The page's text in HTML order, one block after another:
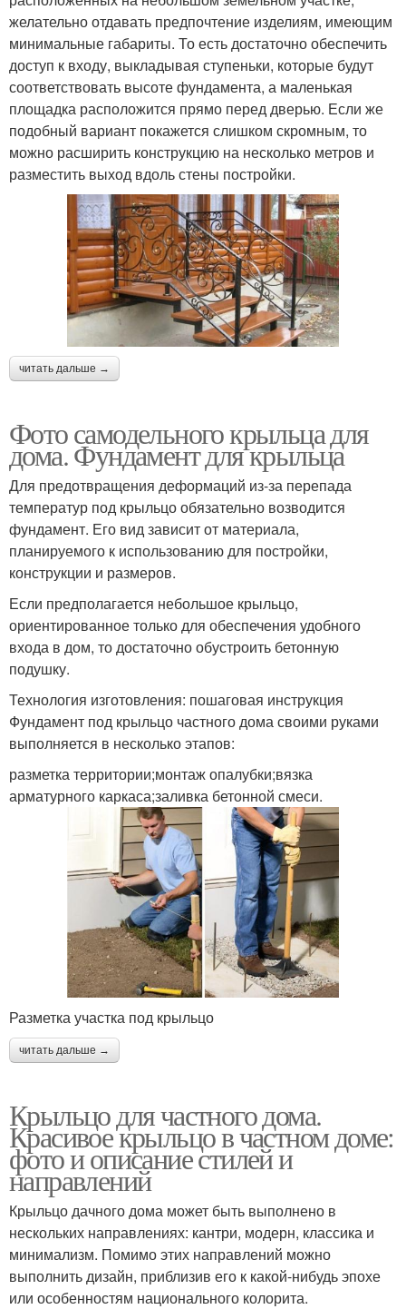
желательно отдавать предпочтение изделиям, имеющим
минимальные габариты. То есть достаточно обеспечить
доступ к входу, выкладывая ступеньки, которые будут
соответствовать высоте фундамента, а маленькая
площадка расположится прямо перед дверью. Если же
подобный вариант покажется слишком скромным, то
можно расширить конструкцию на несколько метров и
разместить выход вдоль стены постройки.
читать дальше →
Фото самодельного крыльца для
дома. Фундамент для крыльца
Для предотвращения деформаций из-за перепада
температур под крыльцо обязательно возводится
фундамент. Его вид зависит от материала,
планируемого к использованию для постройки,
конструкции и размеров.
Если предполагается небольшое крыльцо,
ориентированное только для обеспечения удобного
входа в дом, то достаточно обустроить бетонную
подушку.
Технология изготовления: пошаговая инструкция
Фундамент под крыльцо частного дома своими руками
выполняется в несколько этапов:
разметка территории;монтаж опалубки;вязка
арматурного каркаса;заливка бетонной смеси.
Разметка участка под крыльцо
читать дальше →
Крыльцо для частного дома.
Красивое крыльцо в частном доме:
фото и описание стилей и
направлений
Крыльцо дачного дома может быть выполнено в
нескольких направлениях: кантри, модерн, классика и
минимализм. Помимо этих направлений можно
выполнить дизайн, приблизив его к какой-нибудь эпохе
или особенностям национального колорита.